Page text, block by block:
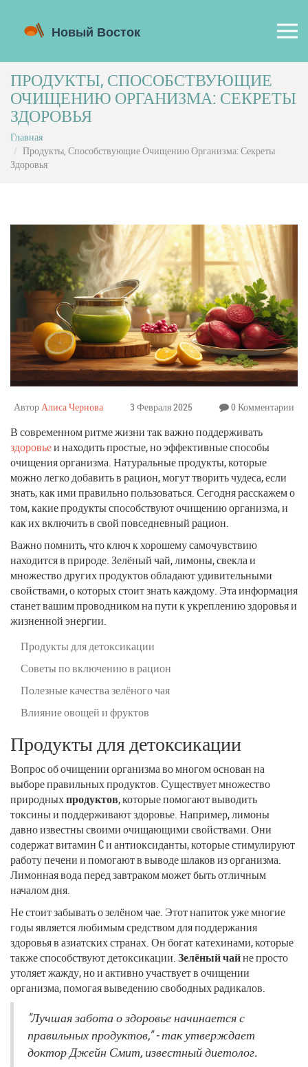
ПРОДУКТЫ, СПОСОБСТВУЮЩИЕ
ОЧИЩЕНИЮ ОРГАНИЗМА: СЕКРЕТЫ
ЗДОРОВЬЯ
Главная
Продукты, Способствующие Очищению Организма: Секреты
Здоровья
АвторАлиса Чернова 3 Февраля 2025 0 Комментарии
В современном ритме жизни так важно поддерживать
здоровьеи находить простые, но эффективные способы
очищения организма. Натуральные продукты, которые
можно легко добавить в рацион, могут творить чудеса, если
знать, как ими правильно пользоваться. Сегодня расскажем о
том, какие продукты способствуют очищению организма, и
как их включить в свой повседневный рацион.
Важно помнить, что ключ к хорошему самочувствию
находится в природе. Зелёный чай, лимоны, свекла и
множество других продуктов обладают удивительными
свойствами, о которых стоит знать каждому. Эта информация
станет вашим проводником на пути к укреплению здоровья и
жизненной энергии.
Продукты для детоксикации
Советы по включению в рацион
Полезные качества зелёного чая
Влияние овощей и фруктов
Продукты для детоксикации
Вопрос об очищении организма во многом основан на
выборе правильных продуктов. Существует множество
природныхпродуктов, которые помогают выводить
токсины и поддерживают здоровье. Например, лимоны
давно известны своими очищающими свойствами. Они
содержат витамин C и антиоксиданты, которые стимулируют
работу печени и помогают в выводе шлаков из организма.
Лимонная вода перед завтраком может быть отличным
началом дня.
Не стоит забывать о зелёном чае. Этот напиток уже многие
годы является любимым средством для поддержания
здоровья в азиатских странах. Он богат катехинами, которые
также способствуют детоксикации.Зелёный чайне просто
утоляет жажду, но и активно участвует в очищении
организма, помогая выведению свободных радикалов.
"Лучшая забота о здоровье начинается с
правильных продуктов," - так утверждает
доктор Джейн Смит, известный диетолог.